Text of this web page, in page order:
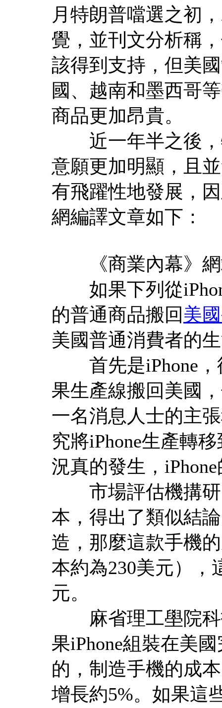
月特朗普噹選之初
覺，並刊文分析稱
該得到支持，但美
國、越南和墨西哥
商品更加昂貴。
近一年半之後，
意願更加明顯，且
有飛躍性地發展，
網編譯文章如下：
《商業內幕》網
如果下列從
的普通商品搬回 美
美國普通消費者的
首先是iPhone，
果生產線搬回美國
一名消息人士的主
究將iPhone生產轉
況真的發生，
市場評估機搆研
本，得出了類似結
造，那麼這款手機
本約為230美元），
元。
麻省理工壆院科
果iPhone組裝在美
的，制造手機的成
增長約5%。如果這